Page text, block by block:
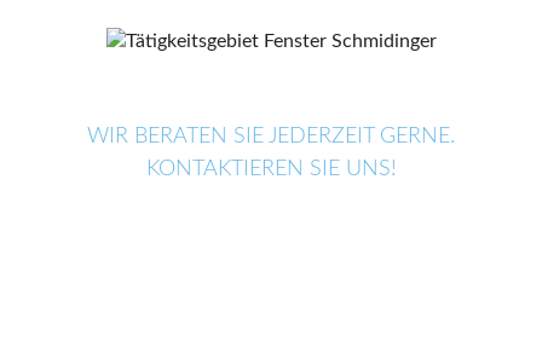
WIR BERATEN SIE JEDERZEIT GERNE.
KONTAKTIEREN SIE UNS!